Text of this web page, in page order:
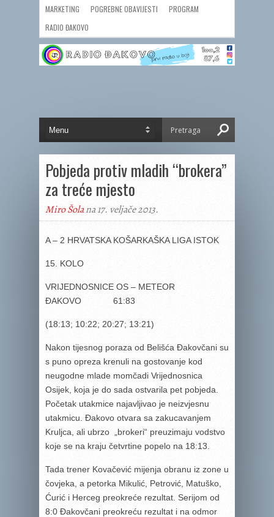
MARKETING POGREBNE OBAVIJESTI
PROGRAM
RADIO ĐAKOVO
Pobjeda protiv mladih “brokera”
za treće mjesto
Miro Šolana 17. veljače 2013.
A – 2 HRVATSKA KOŠARKAŠKA LIGA ISTOK
15. KOLO
VRIJEDNOSNICE OS – METEOR
ĐAKOVO 61:83
(18:13; 10:22; 20:27; 13:21)
Nakon tijesnog poraza od Belišća Đakovčani su
s puno opreza krenuli na gostovanje kod
neugodne mlade momčadi Vrijednosnica
Osijek, koja je do sada ostvarila pet pobjeda.
Početak utakmice najavljivao je neizvjesnu
utakmicu. Đakovo otvara sa zakucavanjem
Kruljca, ali ubrzo „brokeri“ preuzimaju vodstvo
koje se na kraju četvrtine popelo na 18:13.
Tada trener Kovačević mijenja obranu iz zone u
čovjeka, a petorka Mikulić, Petrović, Matuško,
Ćurić i Herceg preokreće rezultat. Serijom od
8:0 Đakovčani preokreću rezultat i na odmor